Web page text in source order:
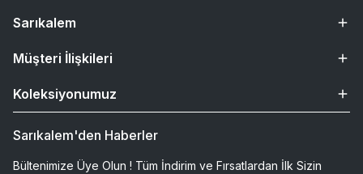
Sarıkalem
Müşteri İlişkileri
Koleksiyonumuz
Sarıkalem'den Haberler
Bültenimize Üye Olun ! Tüm İndirim ve Fırsatlardan İlk Sizin